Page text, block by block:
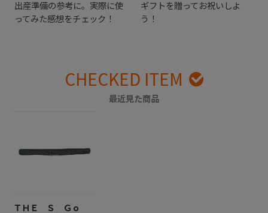
出産準備の参考に。実際に使
ってみた感想をチェック！
ギフトを贈ってお祝いしよ
う！
CHECKED ITEM
最近見た商品
ＴＨＥ Ｓ Ｇｏ